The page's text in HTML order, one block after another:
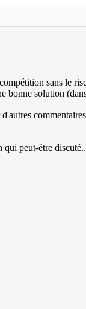
sans le
bonne solution
peut-être